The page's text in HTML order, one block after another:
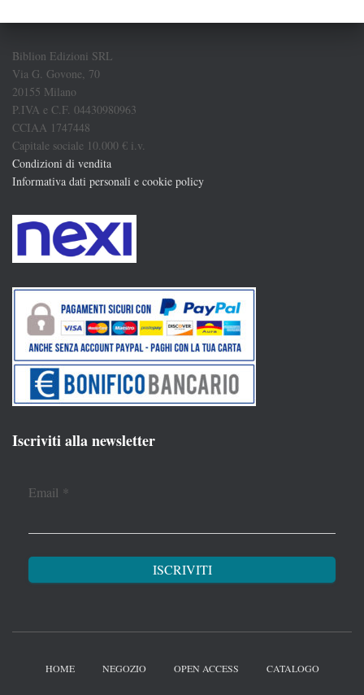
articoli
Biblion Edizioni SRL
Via G. Govone, 70
20155 Milano
P.IVA e C.F. 04430980963
CCIAA 1747448
Capitale sociale 10.000 € i.v.
Condizioni di vendita
Informativa dati personali e cookie policy
Iscriviti alla newsletter
Email *
HOME NEGOZIO OPEN ACCESS CATALOGO